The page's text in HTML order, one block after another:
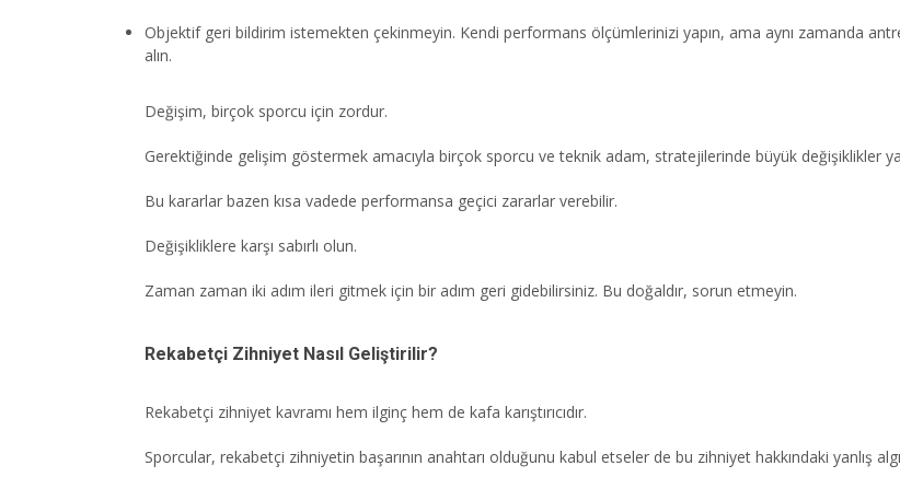
Objektif geri bildirim istemekten çekinmeyin. Kendi performans ölçümlerinizi yapın, ama aynı zamanda
alın.
Değişim, birçok sporcu için zordur.
Gerektiğinde gelişim göstermek amacıyla birçok sporcu ve teknik adam, stratejilerinde büyük değişiklikler
Bu kararlar bazen kısa vadede performansa geçici zararlar verebilir.
Değişikliklere karşı sabırlı olun.
Zaman zaman iki adım ileri gitmek için bir adım geri gidebilirsiniz. Bu doğaldır, sorun etmeyin.
Rekabetçi Zihniyet Nasıl Geliştirilir?
Rekabetçi zihniyet kavramı hem ilginç hem de kafa karıştırıcıdır.
Sporcular, rekabetçi zihniyetin başarının anahtarı olduğunu kabul etseler de bu zihniyet hakkındaki yanlış